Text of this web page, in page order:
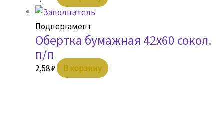
Подпергамент
Обертка бумажная 42х60 сокол.
п/п
2,58₽ В корзину